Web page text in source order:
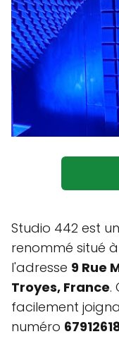
Studio 442 est
renommé situé
l'adresse 9 Rue
Troyes, France.
facilement
numéro